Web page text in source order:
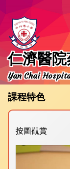
仁濟醫
Yan Chai
課程特色
按圖觀賞